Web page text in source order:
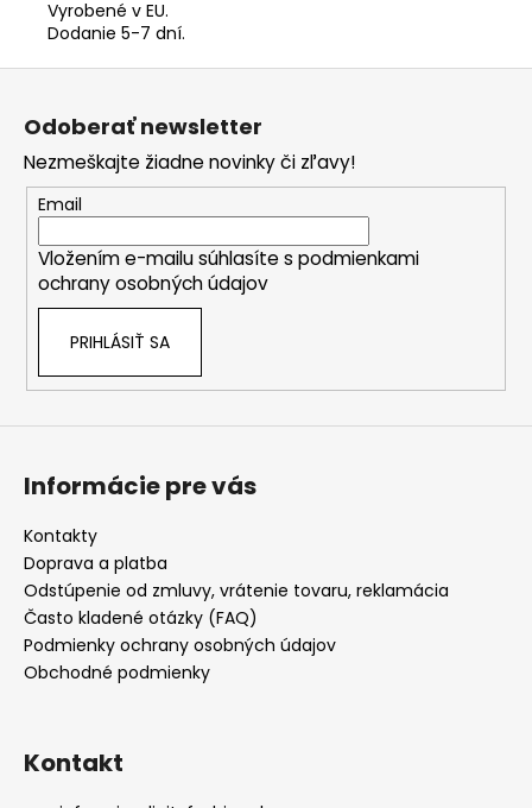
Vyrobené v EU.
Dodanie 5-7 dní.
Odoberať newsletter
Nezmeškajte žiadne novinky či zľavy!
Email
Vložením e-mailu súhlasíte s podmienkami
ochrany osobných údajov
PRIHLÁSIŤ SA
Informácie pre vás
Kontakty
Doprava a platba
Odstúpenie od zmluvy, vrátenie tovaru, reklamácia
Často kladené otázky (FAQ)
Podmienky ochrany osobných údajov
Obchodné podmienky
Kontakt